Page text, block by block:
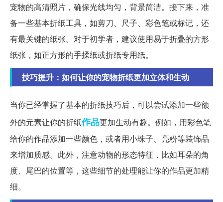
宠物的高清照片，确保光线均匀，背景简洁。接下来，准
备一些基本折纸工具，如剪刀、尺子、彩色笔或标记，还
有最关键的纸张。对于初学者，建议使用易于折叠的方形
纸张，如正方形的手揉纸或折纸专用纸。
技巧提升：如何让你的宠物折纸更加立体和生动
当你已经掌握了基本的折纸技巧后，可以尝试添加一些额
外的元素让你的折纸作品更加生动有趣。例如，用彩色笔
给你的作品添加一些颜色，或者用小珠子、亮粉等装饰品
来增加质感。此外，注意动物的形态特征，比如耳朵的角
度、尾巴的位置等，这些细节的处理能让你的作品更加精
细。